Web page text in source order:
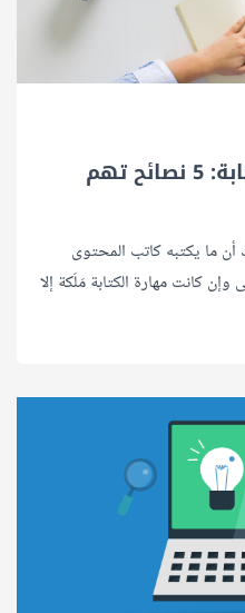
تعلم تطوير مهارة الكتابة: 5 نصائح تهم
أن ما يكتبه كاتب المحتوى
كانت مهارة الكتابة مَلَكة إلا